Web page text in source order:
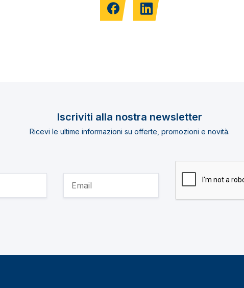
Iscriviti alla nostra newsletter
Ricevi le ultime informazioni su offerte, promozioni e novità.